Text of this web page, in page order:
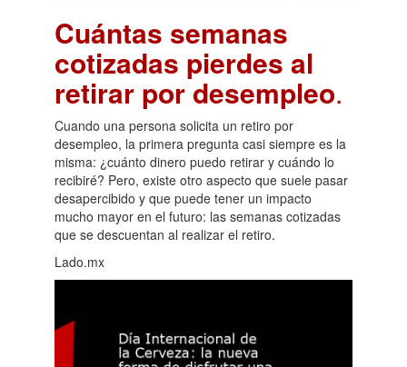
Cuántas semanas
cotizadas pierdes al
retirar por desempleo.
Cuando una persona solicita un retiro por
desempleo, la primera pregunta casi siempre es la
misma: ¿cuánto dinero puedo retirar y cuándo lo
recibiré? Pero, existe otro aspecto que suele pasar
desapercibido y que puede tener un impacto
mucho mayor en el futuro: las semanas cotizadas
que se descuentan al realizar el retiro.
Lado.mx